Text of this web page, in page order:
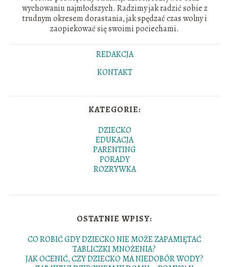
wychowaniu najmłodszych. Radzimy jak radzić sobie z
trudnym okresem dorastania, jak spędzać czas wolny i
zaopiekować się swoimi pociechami.
REDAKCJA
KONTAKT
KATEGORIE:
DZIECKO
EDUKACJA
PARENTING
PORADY
ROZRYWKA
OSTATNIE WPISY:
CO ROBIĆ GDY DZIECKO NIE MOŻE ZAPAMIĘTAĆ
TABLICZKI MNOŻENIA?
JAK OCENIĆ, CZY DZIECKO MA NIEDOBÓR WODY?